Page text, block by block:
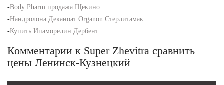
-Body Pharm продажа Щекино
-Нандролона Деканоат Organon Стерлитамак
-Купить Ипаморелин Дербент
Комментарии к Super Zhevitra сравнить
цены Ленинск-Кузнецкий